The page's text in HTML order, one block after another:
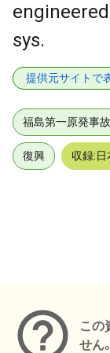
sys.
提供元サイトで
福島第一原発事
復興 収録:
この
せん。